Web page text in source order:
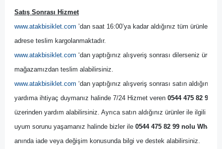
Satış Sonrası Hizmet
www.atakbisiklet.com ’dan saat 16:00’ya kadar aldığınız tüm ürünler,
adrese teslim kargolanmaktadır.
www.atakbisiklet.com ‘dan yaptığınız alışveriş sonrası dilerseniz
mağazamızdan teslim alabilirsiniz.
www.atakbisiklet.com ‘dan yaptığınız alışveriş sonrası satın
yardıma ihtiyaç duymanız halinde 7/24 Hizmet veren 0544 475 82 99
üzerinden yardım alabilirsiniz. Ayrıca satın aldığınız ürünler ile ilgili bir
uyum sorunu yaşamanız halinde bizler ile 0544 475 82 99 nolu
anında iade veya değişim konusunda bilgi ve destek alabilirsiniz.